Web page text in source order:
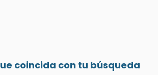
coincida con tu búsqueda